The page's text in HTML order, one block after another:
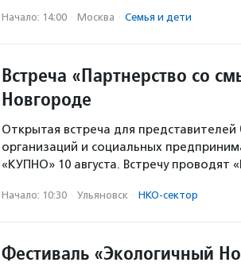
Начало: 14:00 · Москва · Семья и дети
Встреча «Партнерство со
Новгороде
Открытая встреча для
организаций и социальных
«КУПНО» 10 августа. Встречу
Начало: 10:30 · Ульяновск · НКО-сектор
Фестиваль «Экологичный